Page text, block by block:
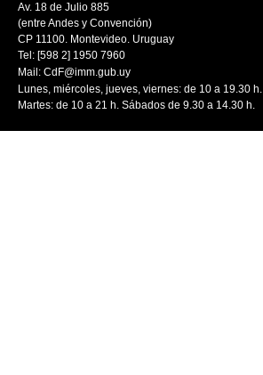
Av. 18 de Julio 885
(entre Andes y Convención)
CP 11100. Montevideo. Uruguay
Tel: [598 2] 1950 7960
Mail: CdF@imm.gub.uy
Lunes, miércoles, jueves, viernes: de 10 a 19.30 h.
Martes: de 10 a 21 h. Sábados de 9.30 a 14.30 h.